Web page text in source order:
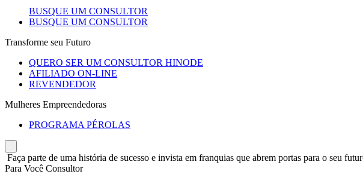
BUSQUE UM CONSULTOR
BUSQUE UM CONSULTOR
Transforme seu Futuro
QUERO SER UM CONSULTOR HINODE
AFILIADO ON-LINE
REVENDEDOR
Mulheres Empreendedoras
PROGRAMA PÉROLAS
Faça parte de uma história de sucesso e invista em franquias que abrem portas para o seu
Para Você Consultor